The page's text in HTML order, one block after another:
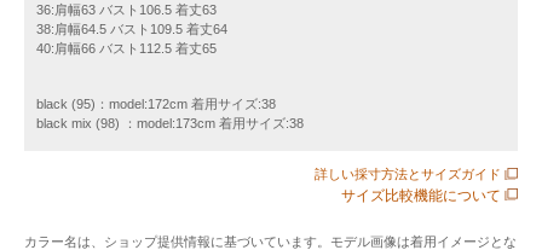
す。
ウエストは程よいゆとりですが細見えするシルエットなの
ペプラムシルエットの腕をカバーする袖丈ジャケットは、き
ちんと感もありつつ爽やかな着心地でオフィスやきちんとし
シワになりにくいので、冷房対策などの持ち歩きにも重宝し
36:肩幅63 バスト106.5 着丈63
38:肩幅64.5 バスト109.5 着丈64
40:肩幅66 バスト112.5 着丈65
black (95)：model:172cm 着用サイズ:38
black mix (98) ：model:173cm 着用サイズ:38
詳しい採寸方法とサイズガイド
サイズ比較機能について
カラー名は、ショップ提供情報に基づいています。モデル画像は着用イメージとな